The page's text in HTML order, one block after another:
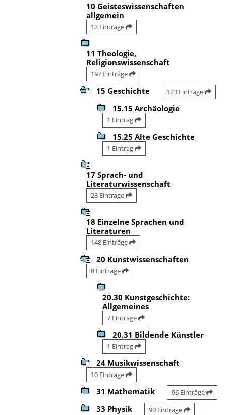
10 Geisteswissenschaften
allgemein
12 Einträge
11 Theologie,
Religionswissenschaft
197 Einträge
15 Geschichte 123 Einträge
15.15 Archäologie
1 Eintrag
15.25 Alte Geschichte
1 Eintrag
17 Sprach- und
Literaturwissenschaft
28 Einträge
18 Einzelne Sprachen und
Literaturen
148 Einträge
20 Kunstwissenschaften
8 Einträge
20.30 Kunstgeschichte:
Allgemeines
7 Einträge
20.31 Bildende Künstler
1 Eintrag
24 Musikwissenschaft
10 Einträge
31 Mathematik 96 Einträge
33 Physik 90 Einträge